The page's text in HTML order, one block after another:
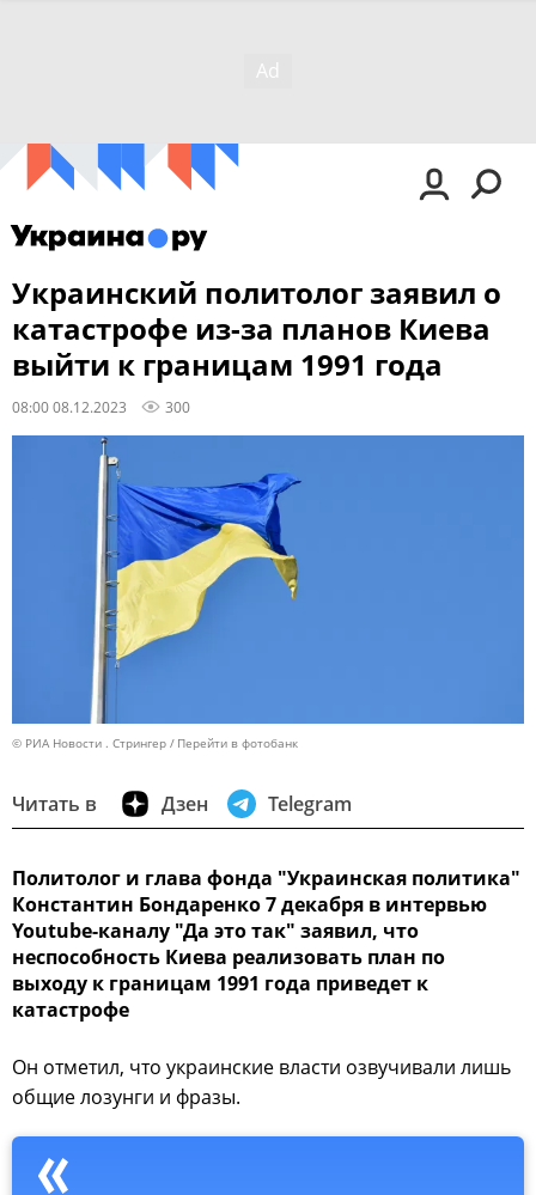
Украинский политолог заявил о
катастрофе из-за планов Киева
выйти к границам 1991 года
08:00 08.12.2023 300
© РИА Новости . Стрингер Перейти в фотобанк
Читать в Дзен Telegram
Политолог и глава фонда "Украинская политика"
Константин Бондаренко 7 декабря в интервью
Youtube-каналу "Да это так" заявил, что
неспособность Киева реализовать план по
выходу к границам 1991 года приведет к
катастрофе
Он отметил, что украинские власти озвучивали лишь
общие лозунги и фразы.